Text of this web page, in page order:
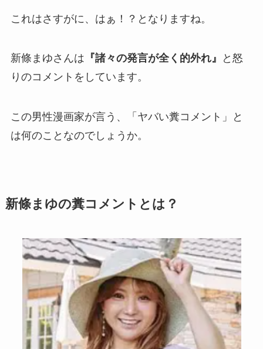
これはさすがに、はぁ！？となりますね。
新條まゆさんは 『諸々の発言が全く的外れ』
と怒
りのコメントをしています。
この男性漫画家が言う、「ヤバい糞コメント」と
は何のことなのでしょうか。
新條まゆの糞コメントとは？